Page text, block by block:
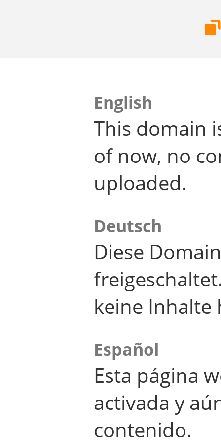
English
This domain
of now, no
uploaded.
Deutsch
Diese
keine Inhalte
Español
Esta página
activada y
contenido.